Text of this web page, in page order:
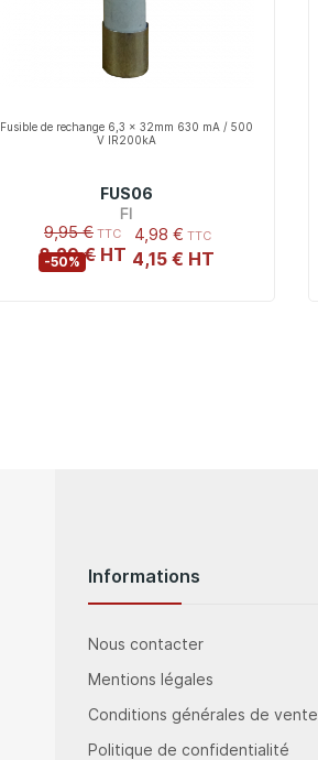
Fusible de rechange 6,3 x 32mm 630 mA / 500
V IR200kA
FUS06
FI
4,98 €
4,15 €
9,95 €
8,29 €
-50%
Informations
Nous contacter
Mentions légales
Conditions générales de vente
Politique de confidentialité